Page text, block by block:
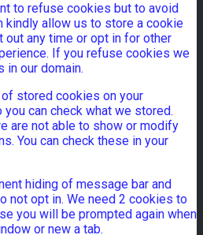
to refuse cookies but to avoid
kindly allow us to store a cookie
out any time or opt in for other
If you refuse cookies we
our domain.
stored cookies on your
can check what we stored.
are not able to show or modify
You can check these in your
hiding of message bar and
not opt in. We need 2 cookies to
you will be prompted again when
or new a tab.